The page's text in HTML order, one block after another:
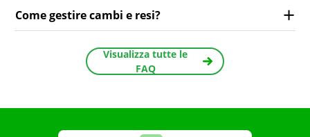
Come gestire cambi e resi?
Visualizza tutte le
FAQ